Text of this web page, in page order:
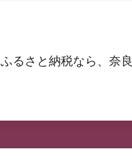
ふるさと納税なら、奈良